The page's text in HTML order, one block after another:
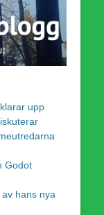
upp
Godot
hans nya